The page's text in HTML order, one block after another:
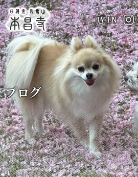
JA/EN
ブログ